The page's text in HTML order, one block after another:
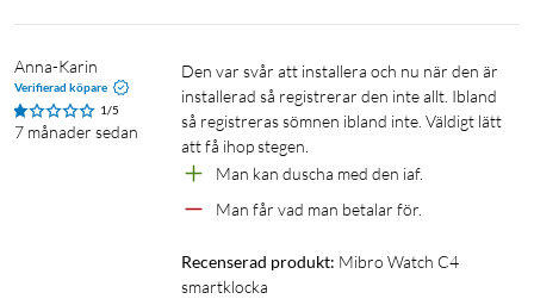
Anna-Karin
Verifierad köpare
1/5
7 månader sedan
Den var svår att installera och nu när den är
installerad så registrerar den inte allt. Ibland
så registreras sömnen ibland inte. Väldigt lätt
att få ihop stegen.
Man kan duscha med den iaf.
Man får vad man betalar för.
Recenserad produkt: Mibro Watch C4
smartklocka